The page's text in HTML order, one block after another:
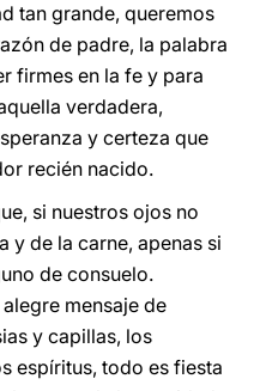
tan grande, queremos
de padre, la palabra
firmes en la fe y para
verdadera,
y certeza que
recién nacido.
si nuestros ojos no
y de la carne, apenas si
de consuelo.
mensaje de
y capillas, los
espíritus, todo es fiesta